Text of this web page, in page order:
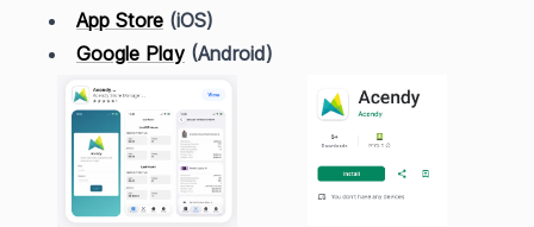
App Store (iOS)
Google Play (Android)